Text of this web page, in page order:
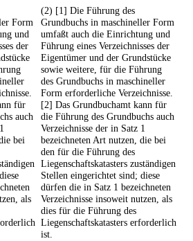
Form
und
der
für
auch
bei
als
(2) [1] Die Führung des
Grundbuchs in maschineller Form
umfaßt auch die Einrichtung und
Führung eines Verzeichnisses der
Eigentümer und der Grundstücke
sowie weitere, für die Führung
des Grundbuchs in maschineller
Form erforderliche Verzeichnisse.
[2] Das Grundbuchamt kann für
die Führung des Grundbuchs auch
Verzeichnisse der in Satz 1
bezeichneten Art nutzen, die bei
den für die Führung des
Liegenschaftskatasters zuständigen
Stellen eingerichtet sind; diese
dürfen die in Satz 1 bezeichneten
Verzeichnisse insoweit nutzen, als
dies für die Führung des
Liegenschaftskatasters erforderlich
ist.